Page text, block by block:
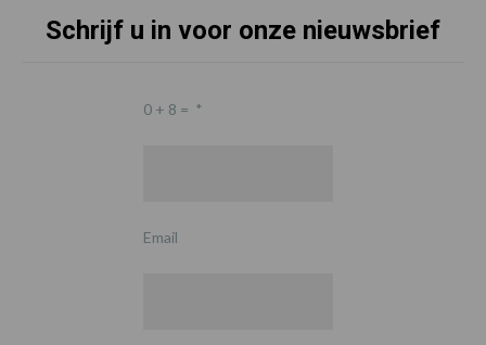
Schrijf u in voor onze nieuwsbrief
0 + 8 = *
Email